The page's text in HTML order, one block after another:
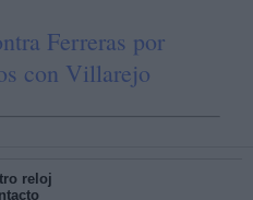
Ferreras por
con Villarejo
reloj